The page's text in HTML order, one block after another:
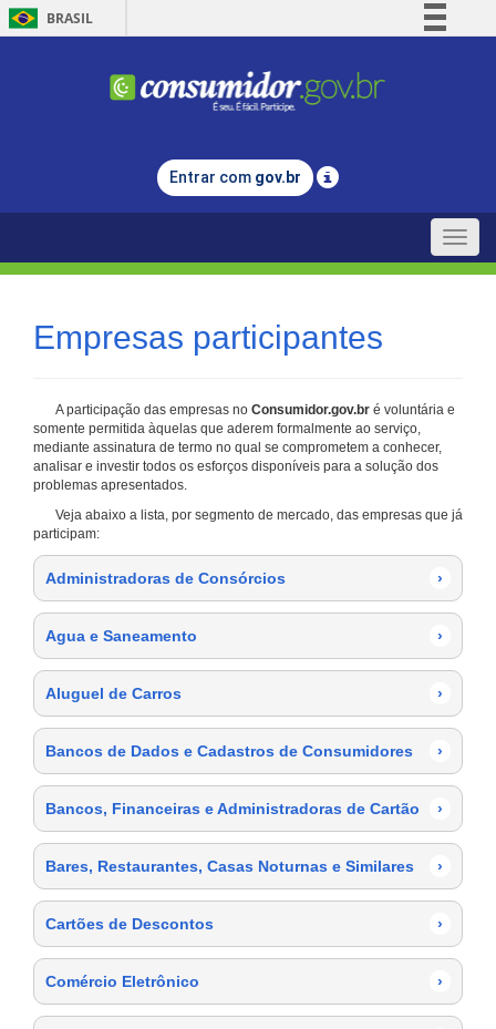
BRASIL
Comunica BR
Legislação
Entrar com gov.br
Toggle
Empresas participantes
A participação das empresas no Consumidor.gov.br é voluntária e
somente permitida àquelas que aderem formalmente ao serviço,
mediante assinatura de termo no qual se comprometem a conhecer,
analisar e investir todos os esforços disponíveis para a solução dos
problemas apresentados.
Veja abaixo a lista, por segmento de mercado, das empresas que já
participam:
Administradoras de Consórcios ›
Agua e Saneamento ›
Aluguel de Carros ›
Bancos de Dados e Cadastros de Consumidores ›
Bancos, Financeiras e Administradoras de Cartão ›
Bares, Restaurantes, Casas Noturnas e Similares ›
Cartões de Descontos ›
Comércio Eletrônico ›